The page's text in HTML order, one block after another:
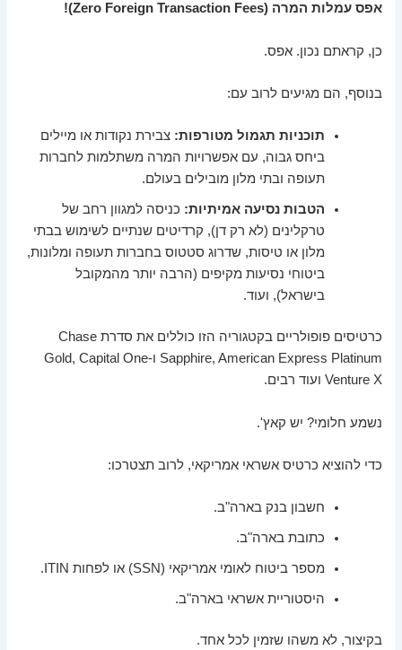
אפס עמלות המרה (Zero Foreign Transaction Fees)!
כן, קראתם נכון. אפס.
בנוסף, הם מגיעים לרוב עם:
תוכניות תגמול מטורפות: צבירת נקודות או מיילים
ביחס גבוה, עם אפשרויות המרה משתלמות לחברות
תעופה ובתי מלון מובילים בעולם.
הטבות נסיעה אמיתיות: כניסה למגוון רחב של
טרקלינים (לא רק דן), קרדיטים שנתיים לשימוש בבתי
מלון או טיסות, שדרוג סטטוס בחברות תעופה ומלונות,
ביטוחי נסיעות מקיפים (הרבה יותר מהמקובל
בישראל), ועוד.
כרטיסים פופולריים בקטגוריה הזו כוללים את סדרת Chase
Sapphire, American Express Platinum ו-Gold, Capital One
Venture X ועוד רבים.
נשמע חלומי? יש קאץ'.
כדי להוציא כרטיס אשראי אמריקאי, לרוב תצטרכו:
חשבון בנק בארה"ב.
כתובת בארה"ב.
מספר ביטוח לאומי אמריקאי (SSN) או לפחות ITIN.
היסטוריית אשראי בארה"ב.
בקיצור, לא משהו שזמין לכל אחד.